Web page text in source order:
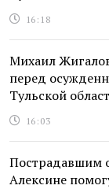
16:18
Михаил
перед
Тульской
16:03
Пострадавшим
Алексине